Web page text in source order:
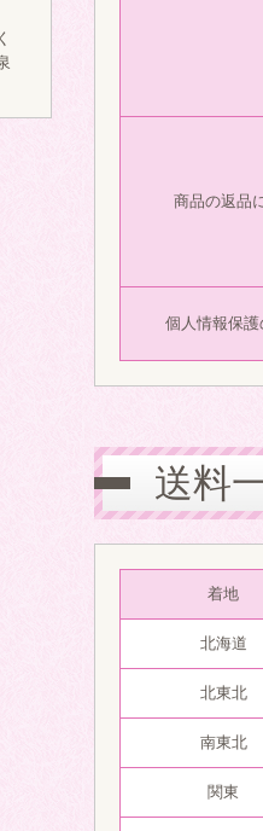
商品の返品
個人情報保
送料
着地
北海道
北東北
南東北
関東